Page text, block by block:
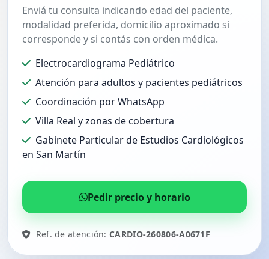
Enviá tu consulta indicando edad del paciente,
modalidad preferida, domicilio aproximado si
corresponde y si contás con orden médica.
Electrocardiograma Pediátrico
Atención para adultos y pacientes pediátricos
Coordinación por WhatsApp
Villa Real y zonas de cobertura
Gabinete Particular de Estudios Cardiológicos
en San Martín
Pedir precio y horario
Ref. de atención:CARDIO-260806-A0671F